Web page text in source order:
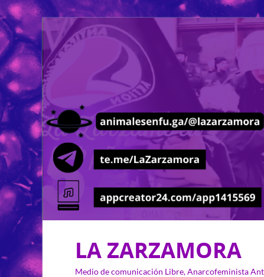
LA ZARZAMORA
Medio de comunicación Libre, Anarcofeminista